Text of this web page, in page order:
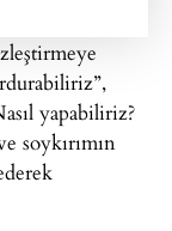
yapabiliriz?
soykırımın